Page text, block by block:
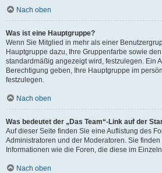
Nach oben
Was ist eine Hauptgruppe?
Wenn Sie Mitglied in mehr als einer
Hauptgruppe dazu, Ihre Gruppenfarbe sowie
standardmäßig angezeigt wird, festzulegen. Ein
Berechtigung geben, Ihre Hauptgruppe im
festzulegen.
Nach oben
Was bedeutet der „Das Team“-Link auf der
Auf dieser Seite finden Sie eine Auflistung des
Administratoren und der Moderatoren. Sie
Informationen wie die Foren, die diese im
Nach oben